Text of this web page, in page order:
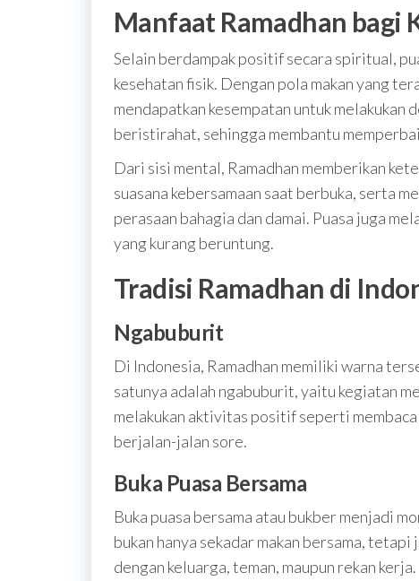
Manfaat Ramadhan bagi
Selain berdampak positif secara spiritual,
kesehatan fisik. Dengan pola makan yang
mendapatkan kesempatan untuk
beristirahat, sehingga membantu
Dari sisi mental, Ramadhan memberikan
suasana kebersamaan saat berbuka, serta
perasaan bahagia dan damai. Puasa juga
yang kurang beruntung.
Tradisi Ramadhan di
Ngabuburit
Di Indonesia, Ramadhan memiliki warna
satunya adalah ngabuburit, yaitu kegiatan
melakukan aktivitas positif seperti
berjalan-jalan sore.
Buka Puasa Bersama
Buka puasa bersama atau bukber menjadi
bukan hanya sekadar makan bersama,
dengan keluarga, teman, maupun rekan kerja.